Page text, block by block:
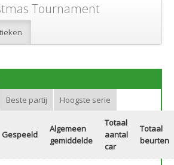
Tournament
Beste partij Hoogste serie
Gespeeld
Algemeen
gemiddelde
Totaal
aantal
car
Totaal
beurten